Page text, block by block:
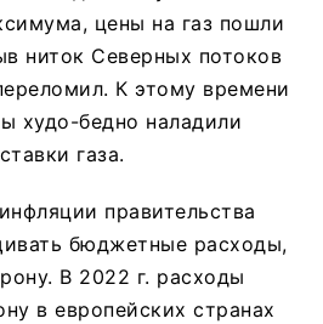
цены на газ пошли
ниток Северных потоков
К этому времени
худо-бедно наладили
газа.
правительства
бюджетные расходы,
В 2022 г. расходы
в европейских странах